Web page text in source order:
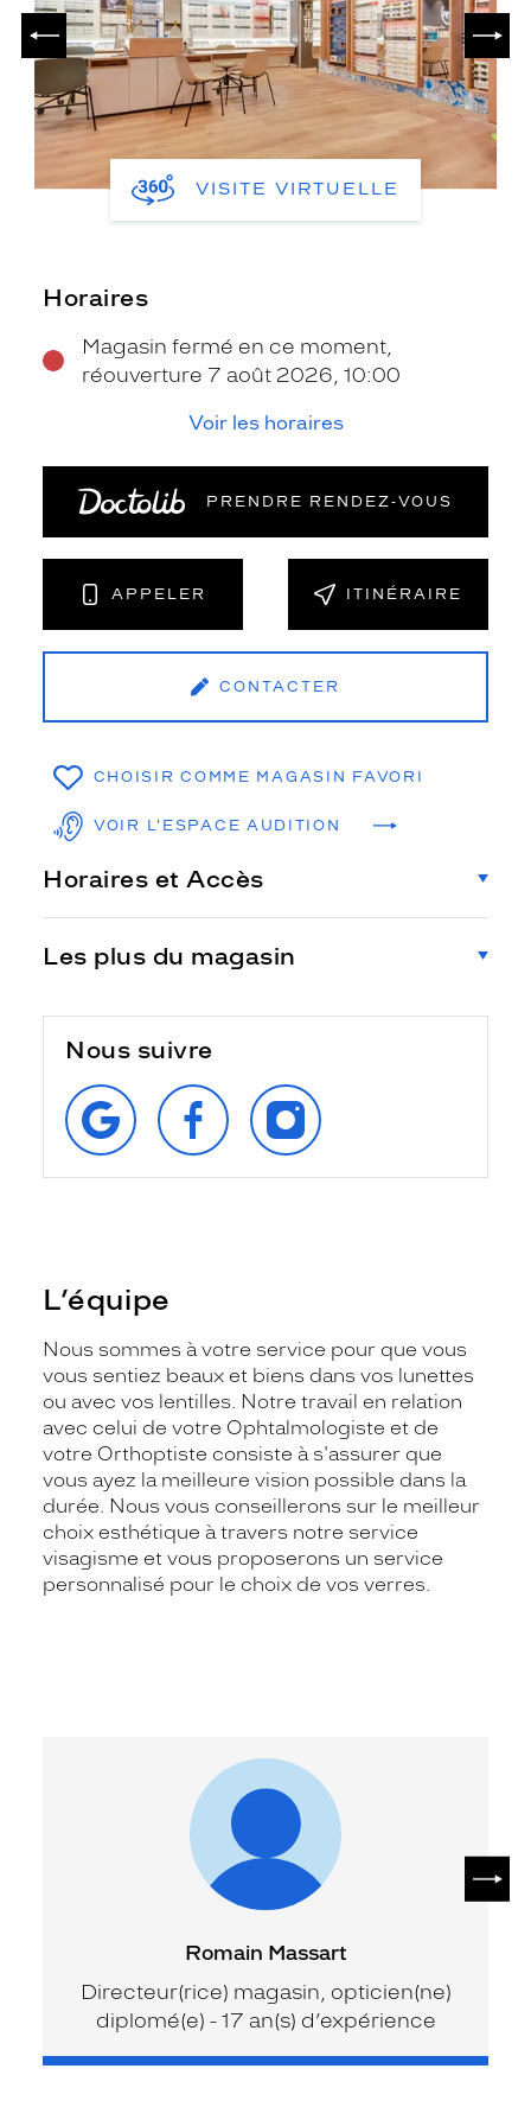
PRÉCÉDENT
VISITE VIRTUELLE
Horaires
Magasin fermé en ce moment,
réouverture 7 août 2026, 10:00
Voir les horaires
PRENDRE RENDEZ‑VOUS
APPELER ITINÉRAIRE
CONTACTER
CHOISIR COMME MAGASIN FAVORI
VOIR L'ESPACE AUDITION
Horaires et Accès
Les plus du magasin
Nous suivre
RETROUVEZ‑NOUS
SUR
GOOGLE
SUIVEZ‑NOUS
SUR
FACEBOOK
SUIVEZ‑NOUS
SUR
INSTAGRAM
L’équipe
Nous sommes à votre service pour que vous
vous sentiez beaux et biens dans vos lunettes
ou avec vos lentilles. Notre travail en relation
avec celui de votre Ophtalmologiste et de
votre Orthoptiste consiste à s'assurer que
vous ayez la meilleure vision possible dans la
durée. Nous vous conseillerons sur le meilleur
choix esthétique à travers notre service
visagisme et vous proposerons un service
personnalisé pour le choix de vos verres.
Romain Massart
Directeur(rice) magasin, opticien(ne)
diplomé(e) - 17 an(s) d’expérience